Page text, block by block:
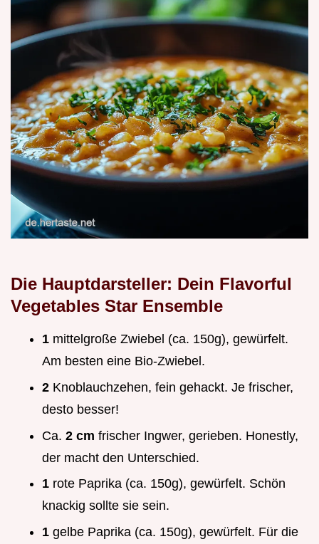
Die Hauptdarsteller: Dein Flavorful
Vegetables Star Ensemble
1 mittelgroße Zwiebel (ca. 150g), gewürfelt.
Am besten eine Bio-Zwiebel.
2 Knoblauchzehen, fein gehackt. Je frischer,
desto besser!
Ca. 2 cm frischer Ingwer, gerieben. Honestly,
der macht den Unterschied.
1 rote Paprika (ca. 150g), gewürfelt. Schön
knackig sollte sie sein.
1 gelbe Paprika (ca. 150g), gewürfelt. Für die